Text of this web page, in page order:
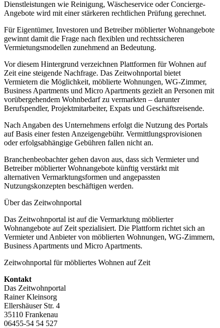
Dienstleistungen wie Reinigung, Wäscheservice oder Concierge-
Angebote wird mit einer stärkeren rechtlichen Prüfung gerechnet.
Für Eigentümer, Investoren und Betreiber möblierter Wohnangebote
gewinnt damit die Frage nach flexiblen und rechtssicheren
Vermietungsmodellen zunehmend an Bedeutung.
Vor diesem Hintergrund verzeichnen Plattformen für Wohnen auf
Zeit eine steigende Nachfrage. Das Zeitwohnportal bietet
Vermietern die Möglichkeit, möblierte Wohnungen, WG-Zimmer,
Business Apartments und Micro Apartments gezielt an Personen mit
vorübergehendem Wohnbedarf zu vermarkten – darunter
Berufspendler, Projektmitarbeiter, Expats und Geschäftsreisende.
Nach Angaben des Unternehmens erfolgt die Nutzung des Portals
auf Basis einer festen Anzeigengebühr. Vermittlungsprovisionen
oder erfolgsabhängige Gebühren fallen nicht an.
Branchenbeobachter gehen davon aus, dass sich Vermieter und
Betreiber möblierter Wohnangebote künftig verstärkt mit
alternativen Vermarktungsformen und angepassten
Nutzungskonzepten beschäftigen werden.
Über das Zeitwohnportal
Das Zeitwohnportal ist auf die Vermarktung möblierter
Wohnangebote auf Zeit spezialisiert. Die Plattform richtet sich an
Vermieter und Anbieter von möblierten Wohnungen, WG-Zimmern,
Business Apartments und Micro Apartments.
Zeitwohnportal für möbliertes Wohnen auf Zeit
Kontakt
Das Zeitwohnportal
Rainer Kleinsorg
Ellershäuser Str. 4
35110 Frankenau
06455-54 54 527